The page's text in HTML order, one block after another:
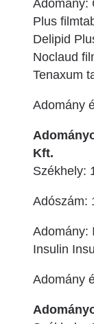
Adomány:
Plus
Delipid
Noclaud
Tenaxum
Adomány
Kft.
Székhely:
Adószám:
Adomány:
Insulin
Adomány